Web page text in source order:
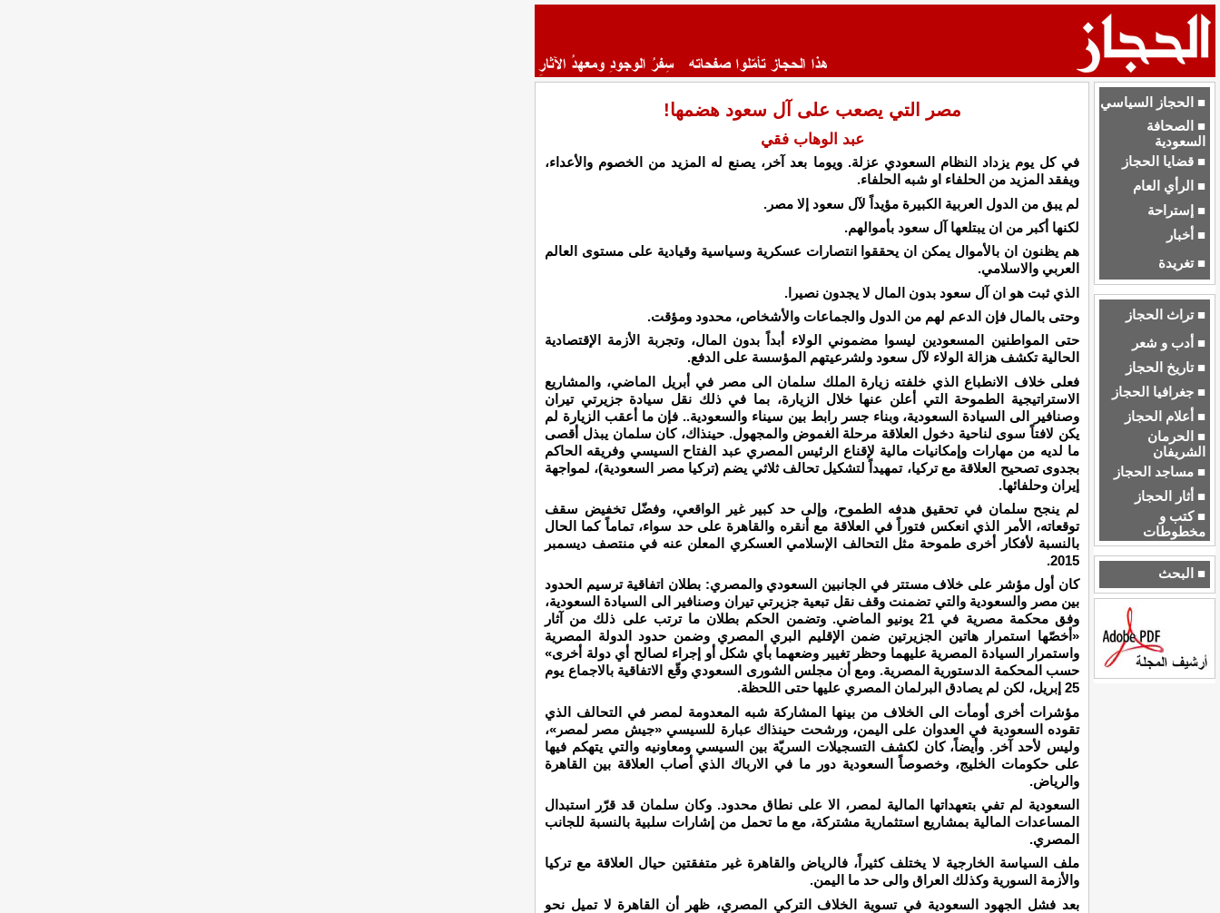
■ الحجاز السياسي
■ الصحافة
السعودية
■ قضايا الحجاز
■ الرأي العام
■ إستراحة
■ أخبار
■ تغريدة
■ تراث الحجاز
■ أدب و شعر
■ تاريخ الحجاز
■ جغرافيا الحجاز
■ أعلام الحجاز
■ الحرمان
الشريفان
■ مساجد الحجاز
■ أثار الحجاز
■ كتب و
مخطوطات
■ البحث
مصر التي يصعب على آل سعود هضمها!
عبد الوهاب فقي
في كل يوم يزداد النظام السعودي عزلة. ويوما بعد آخر، يصنع له المزيد من الخصوم والأعداء،
ويفقد المزيد من الحلفاء او شبه الحلفاء.
لم يبق من الدول العربية الكبيرة مؤيداً لآل سعود إلا مصر.
لكنها أكبر من ان يبتلعها آل سعود بأموالهم.
هم يظنون ان بالأموال يمكن ان يحققوا انتصارات عسكرية وسياسية وقيادية على مستوى العالم
العربي والاسلامي.
الذي ثبت هو ان آل سعود بدون المال لا يجدون نصيرا.
وحتى بالمال فإن الدعم لهم من الدول والجماعات والأشخاص، محدود ومؤقت.
حتى المواطنين المسعودين ليسوا مضموني الولاء أبداً بدون المال، وتجربة الأزمة الإقتصادية
الحالية تكشف هزالة الولاء لآل سعود ولشرعيتهم المؤسسة على الدفع.
فعلى خلاف الانطباع الذي خلفته زيارة الملك سلمان الى مصر في أبريل الماضي، والمشاريع
الاستراتيجية الطموحة التي أعلن عنها خلال الزيارة، بما في ذلك نقل سيادة جزيرتي تيران
وصنافير الى السيادة السعودية، وبناء جسر رابط بين سيناء والسعودية.. فإن ما أعقب الزيارة لم
يكن لافتاً سوى لناحية دخول العلاقة مرحلة الغموض والمجهول. حينذاك، كان سلمان يبذل أقصى
ما لديه من مهارات وإمكانيات مالية لإقناع الرئيس المصري عبد الفتاح السيسي وفريقه الحاكم
بجدوى تصحيح العلاقة مع تركيا، تمهيداً لتشكيل تحالف ثلاثي يضم (تركيا مصر السعودية)، لمواجهة
إيران وحلفائها.
لم ينجح سلمان في تحقيق هدفه الطموح، وإلى حد كبير غير الواقعي، وفضّل تخفيض سقف
توقعاته، الأمر الذي انعكس فتوراً في العلاقة مع أنقره والقاهرة على حد سواء، تماماً كما الحال
بالنسبة لأفكار أخرى طموحة مثل التحالف الإسلامي العسكري المعلن عنه في منتصف ديسمبر
2015.
كان أول مؤشر على خلاف مستتر في الجانبين السعودي والمصري: بطلان اتفاقية ترسيم الحدود
بين مصر والسعودية والتي تضمنت وقف نقل تبعية جزيرتي تيران وصنافير الى السيادة السعودية،
وفق محكمة مصرية في 21 يونيو الماضي. وتضمن الحكم بطلان ما ترتب على ذلك من آثار
«أخصّها استمرار هاتين الجزيرتين ضمن الإقليم البري المصري وضمن حدود الدولة المصرية
واستمرار السيادة المصرية عليهما وحظر تغيير وضعهما بأي شكل أو إجراء لصالح أي دولة أخرى»
حسب المحكمة الدستورية المصرية. ومع أن مجلس الشورى السعودي وقّع الاتفاقية بالاجماع يوم
25 إبريل، لكن لم يصادق البرلمان المصري عليها حتى اللحظة.
مؤشرات أخرى أومأت الى الخلاف من بينها المشاركة شبه المعدومة لمصر في التحالف الذي
تقوده السعودية في العدوان على اليمن، ورشحت حينذاك عبارة للسيسي «جيش مصر لمصر»،
وليس لأحد آخر. وأيضاً، كان لكشف التسجيلات السريّة بين السيسي ومعاونيه والتي يتهكم فيها
على حكومات الخليج، وخصوصاً السعودية دور ما في الارباك الذي أصاب العلاقة بين القاهرة
والرياض.
السعودية لم تفي بتعهداتها المالية لمصر، الا على نطاق محدود. وكان سلمان قد قرّر استبدال
المساعدات المالية بمشاريع استثمارية مشتركة، مع ما تحمل من إشارات سلبية بالنسبة للجانب
المصري.
ملف السياسة الخارجية لا يختلف كثيراً، فالرياض والقاهرة غير متفقتين حيال العلاقة مع تركيا
والأزمة السورية وكذلك العراق والى حد ما اليمن.
بعد فشل الجهود السعودية في تسوية الخلاف التركي المصري، ظهر أن القاهرة لا تميل نحو